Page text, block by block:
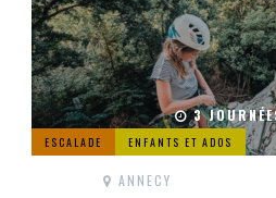
3
ESCALADE ENFANTS ET ADOS
ANNECY